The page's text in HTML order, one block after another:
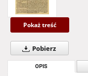
Pokaż treść
Pobierz
OPIS